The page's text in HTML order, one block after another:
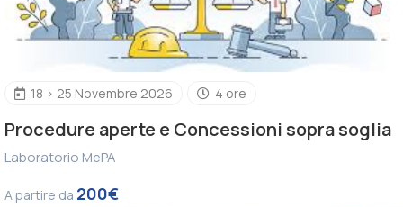
18 > 25 Novembre 2026 4 ore
Procedure aperte e Concessioni sopra soglia
Laboratorio MePA
A partire da 200€